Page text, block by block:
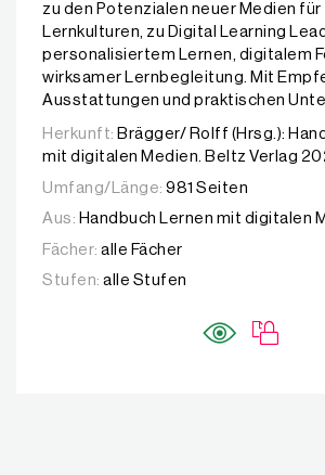
zu den Potenzialen neuer Medien
Lernkulturen, zu Digital Learning
personalisiertem Lernen, digitalem
wirksamer Lernbegleitung. Mit
Ausstattungen und praktischen
Herkunft: Brägger/ Rolff (Hrsg.):
mit digitalen Medien. Beltz Verlag
Umfang/Länge: 981 Seiten
Aus: Handbuch Lernen mit digitalen
Fächer: alle Fächer
Stufen: alle Stufen